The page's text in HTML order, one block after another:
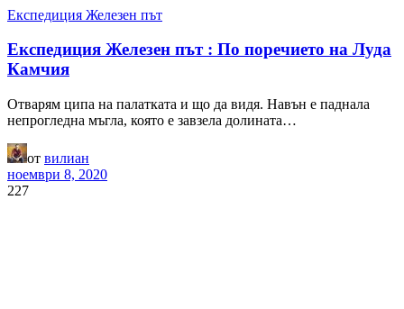
Експедиция Железен път
Експедиция Железен път : По поречието на Луда
Камчия
Отварям ципа на палатката и що да видя. Навън е паднала
непрогледна мъгла, която е завзела долината…
от вилиан
ноември 8, 2020
227